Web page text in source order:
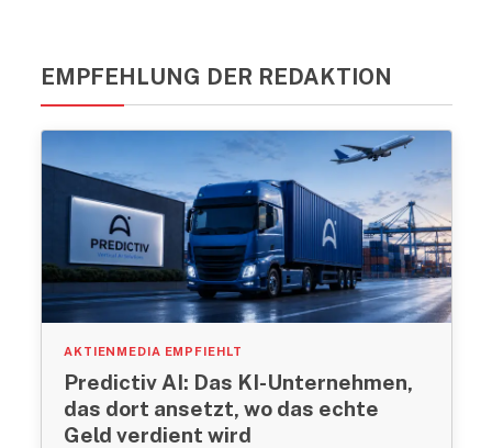
EMPFEHLUNG DER REDAKTION
AKTIENMEDIA EMPFIEHLT
Predictiv AI: Das KI-Unternehmen,
das dort ansetzt, wo das echte
Geld verdient wird